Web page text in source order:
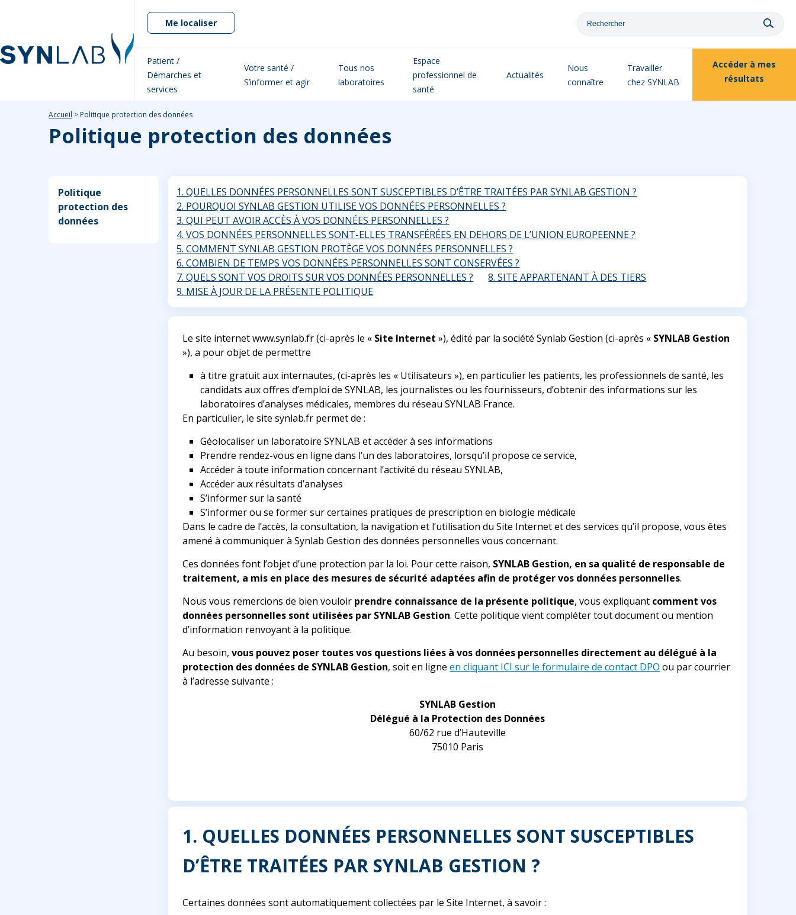
Me localiser
Patient /
Démarches et
services
Votre santé /
S’informer et agir
Tous nos
laboratoires
Espace
professionnel de
santé
Actualités
Nous
connaître
Travailler
chez SYNLAB
Accéder à mes
résultats
Accueil > Politique protection des données
Politique protection des données
Politique
protection des
données
1. QUELLES DONNÉES PERSONNELLES SONT SUSCEPTIBLES D’ÊTRE TRAITÉES PAR SYNLAB GESTION ?
2. POURQUOI SYNLAB GESTION UTILISE VOS DONNÉES PERSONNELLES ?
3. QUI PEUT AVOIR ACCÈS À VOS DONNÉES PERSONNELLES ?
4. VOS DONNÉES PERSONNELLES SONT-ELLES TRANSFÉRÉES EN DEHORS DE L’UNION EUROPEENNE ?
5. COMMENT SYNLAB GESTION PROTÈGE VOS DONNÉES PERSONNELLES ?
6. COMBIEN DE TEMPS VOS DONNÉES PERSONNELLES SONT CONSERVÉES ?
7. QUELS SONT VOS DROITS SUR VOS DONNÉES PERSONNELLES ?
8. SITE APPARTENANT À DES TIERS
9. MISE À JOUR DE LA PRÉSENTE POLITIQUE
Le site internet www.synlab.fr (ci-après le « Site Internet »), édité par la société Synlab Gestion (ci-après « SYNLAB Gestion
»), a pour objet de permettre
à titre gratuit aux internautes, (ci-après les « Utilisateurs »), en particulier les patients, les professionnels de santé, les
candidats aux offres d’emploi de SYNLAB, les journalistes ou les fournisseurs, d’obtenir des informations sur les
laboratoires d’analyses médicales, membres du réseau SYNLAB France.
En particulier, le site synlab.fr permet de :
Géolocaliser un laboratoire SYNLAB et accéder à ses informations
Prendre rendez-vous en ligne dans l’un des laboratoires, lorsqu’il propose ce service,
Accéder à toute information concernant l’activité du réseau SYNLAB,
Accéder aux résultats d’analyses
S’informer sur la santé
S’informer ou se former sur certaines pratiques de prescription en biologie médicale
Dans le cadre de l’accès, la consultation, la navigation et l’utilisation du Site Internet et des services qu’il propose, vous êtes
amené à communiquer à Synlab Gestion des données personnelles vous concernant.
Ces données font l’objet d’une protection par la loi. Pour cette raison, SYNLAB Gestion, en sa qualité de responsable de
traitement, a mis en place des mesures de sécurité adaptées afin de protéger vos données personnelles.
Nous vous remercions de bien vouloir prendre connaissance de la présente politique, vous expliquant comment vos
données personnelles sont utilisées par SYNLAB Gestion. Cette politique vient compléter tout document ou mention
d’information renvoyant à la politique.
Au besoin,vous pouvez poser toutes vos questions liées à vos données personnelles directement au délégué à la
protection des données de SYNLAB Gestion, soit en ligneen cliquant ICI sur le formulaire de contact DPO ou par courrier
à l’adresse suivante :
SYNLAB Gestion
Délégué à la Protection des Données
60/62 rue d’Hauteville
75010 Paris
1. QUELLES DONNÉES PERSONNELLES SONT SUSCEPTIBLES
D’ÊTRE TRAITÉES PAR SYNLAB GESTION ?
Certaines données sont automatiquement collectées par le Site Internet, à savoir :